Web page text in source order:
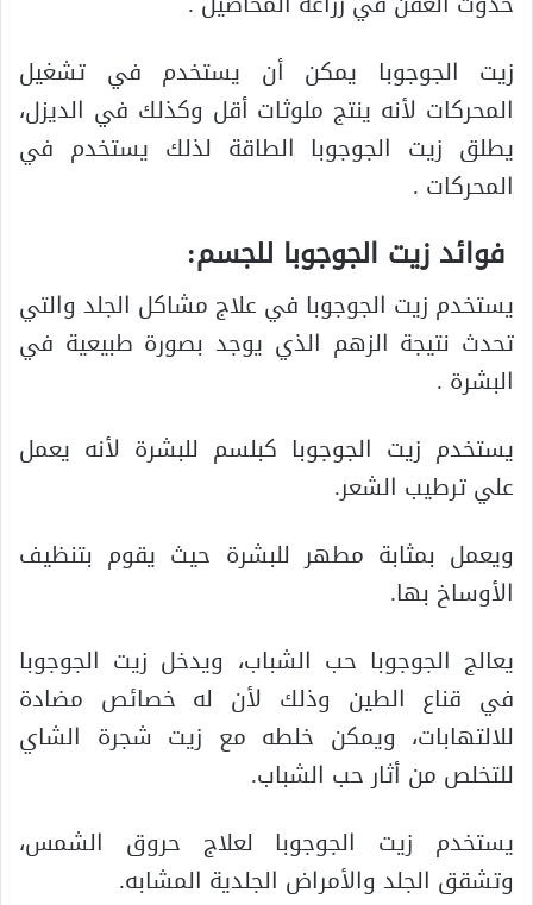
زيت الجوجوبا يمكن أن يستخدم في تشغيل
المحركات لأنه ينتج ملوثات أقل وكذلك في الديزل،
يطلق زيت الجوجوبا الطاقة لذلك يستخدم في
المحركات .
فوائد زيت الجوجوبا للجسم:
يستخدم زيت الجوجوبا في علاج مشاكل الجلد والتي
تحدث نتيجة الزهم الذي يوجد بصورة طبيعية في
البشرة .
يستخدم زيت الجوجوبا كبلسم للبشرة لأنه يعمل
علي ترطيب الشعر.
ويعمل بمثابة مطهر للبشرة حيث يقوم بتنظيف
الأوساخ بها.
يعالج الجوجوبا حب الشباب، ويدخل زيت الجوجوبا
في قناع الطين وذلك لأن له خصائص مضادة
للالتهابات، ويمكن خلطه مع زيت شجرة الشاي
للتخلص من أثار حب الشباب.
يستخدم زيت الجوجوبا لعلاج حروق الشمس،
وتشقق الجلد والأمراض الجلدية المشابه.